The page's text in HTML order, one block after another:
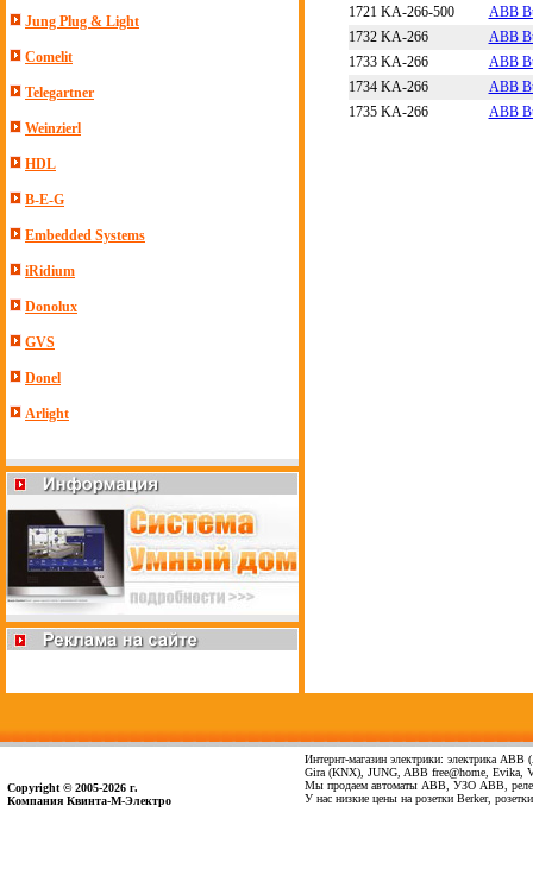
Jung Plug & Light
Comelit
Telegartner
Weinzierl
HDL
B-E-G
Embedded Systems
iRidium
Donolux
GVS
Donel
Arlight
1721 KA-266-500
ABB
1732 KA-266
ABB
1733 KA-266
ABB
1734 KA-266
ABB
1735 KA-266
ABB
Copyright © 2005-2026 г.
Компания Квинта-М-Электро
Интернт-магазин электрики: электрика
Gira (KNX), JUNG, ABB free@home, Evika,
Мы продаем автоматы ABB, УЗО ABB, реле
У нас низкие цены на розетки Berker,